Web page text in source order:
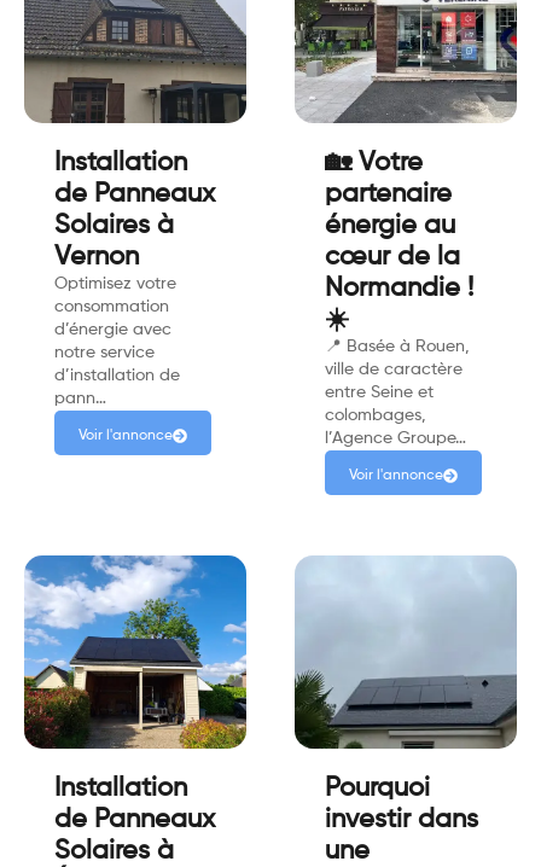
Installation
de Panneaux
Solaires à
Vernon
Optimisez votre
consommation
d’énergie avec
notre service
d’installation de
pann…
Voir l'annonce
🏡 Votre
partenaire
énergie au
cœur de la
Normandie !
☀️
📍 Basée à Rouen,
ville de caractère
entre Seine et
colombages,
l’Agence Groupe…
Voir l'annonce
Installation
de Panneaux
Solaires à
Pourquoi
investir dans
une